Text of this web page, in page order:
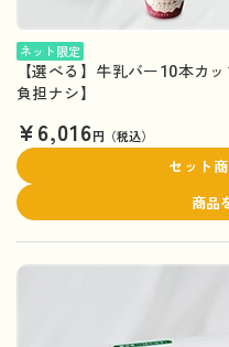
ネット限定
【選べる】牛乳バー10本カ
負担ナシ】
¥6,016円（税込）
セット
商品